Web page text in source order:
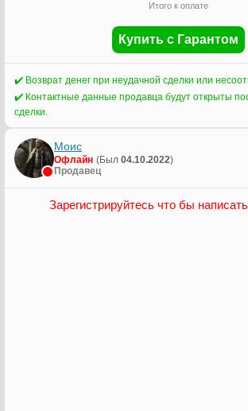
Итого к оплате
Купить с Гарантом
✔️ Возврат денег при неудачной сделки или
✔️ Контактные данные продавца будут открыты
сделки.
Моис
Офлайн (Был 04.10.2022)
Продавец
Зарегистрируйтесь что бы